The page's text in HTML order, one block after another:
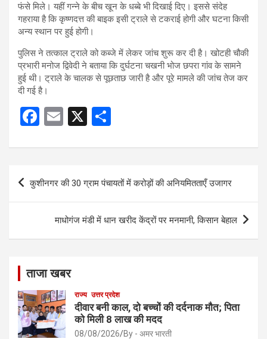
फंसे मिले। यहीं गन्ने के बीच खून के धब्बे भी दिखाई दिए। इससे संदेह
गहराया है कि कृष्णदत्त की बाइक इसी ट्राले से टकराई होगी और घटना किसी
अन्य स्थान पर हुई होगी।
पुलिस ने तत्काल ट्राले को कब्जे में लेकर जांच शुरू कर दी है। खोटही चौकी
प्रभारी मनोज द्विवेदी ने बताया कि दुर्घटना चखनी भोज छपरा गांव के सामने
हुई थी। ट्राले के चालक से पूछताछ जारी है और पूरे मामले की जांच तेज कर
दी गई है।
F
ce
b
o
E
ail
X
ar
Post
navigation
कुशीनगर की 30 ग्राम पंचायतों में करोड़ों की अनियमितताएँ उजागर
माधोगंज मंडी में धान खरीद केंद्रों पर मनमानी, किसान बेहाल
ताजा खबर
राज्य उत्तर प्रदेश
दीवार बनी काल, दो बच्चों की दर्दनाक मौत; पिता
को मिली 8 लाख की मदद
08/08/2026 By - अमर भारती